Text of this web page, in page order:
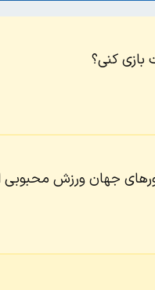
بازی کنی؟
جهان ورزش